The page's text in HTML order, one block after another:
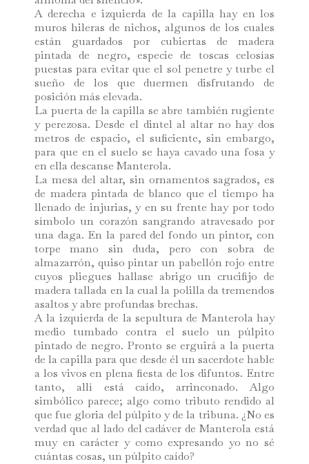
A derecha e izquierda de la capilla hay en los
muros hileras de nichos, algunos de los cuales
están guardados por cubiertas de madera
pintada de negro, especie de toscas celosías
puestas para evitar que el sol penetre y turbe el
sueño de los que duermen disfrutando de
posición más elevada.
La puerta de la capilla se abre también rugiente
y perezosa. Desde el dintel al altar no hay dos
metros de espacio, el suficiente, sin embargo,
para que en el suelo se haya cavado una fosa y
en ella descanse Manterola.
La mesa del altar, sin ornamentos sagrados, es
de madera pintada de blanco que el tiempo ha
llenado de injurias, y en su frente hay por todo
símbolo un corazón sangrando atravesado por
una daga. En la pared del fondo un pintor, con
torpe mano sin duda, pero con sobra de
almazarrón, quiso pintar un pabellón rojo entre
cuyos pliegues hallase abrigo un crucifijo de
madera tallada en la cual la polilla da tremendos
asaltos y abre profundas brechas.
A la izquierda de la sepultura de Manterola hay
medio tumbado contra el suelo un púlpito
pintado de negro. Pronto se erguirá a la puerta
de la capilla para que desde él un sacerdote hable
a los vivos en plena fiesta de los difuntos. Entre
tanto, allí está caído, arrinconado. Algo
simbólico parece; algo como tributo rendido al
que fue gloria del púlpito y de la tribuna. ¿No es
verdad que al lado del cadáver de Manterola está
muy en carácter y como expresando yo no sé
cuántas cosas, un púlpito caído?